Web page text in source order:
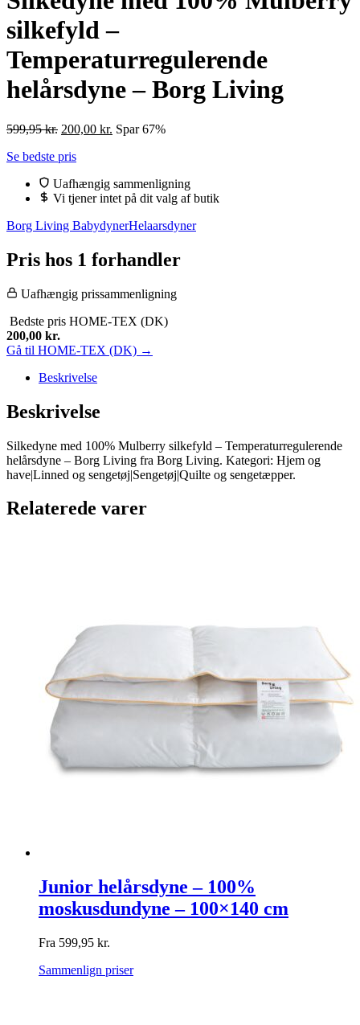
silkefyld –
Temperaturregulerende
helårsdyne – Borg Living
599,95kr. Den
pris
599,95 kr..
200,00 kr. Den
200,00 kr..
Spar 67%
Se bedste pris
Uafhængig sammenligning
Vi tjener intet på dit valg af butik
Borg Living BabydynerHelaarsdyner
Pris hos 1 forhandler
Uafhængig prissammenligning
Bedste pris HOME-TEX (DK)
200,00 kr.
Gå til HOME-TEX (DK) →
Beskrivelse
Beskrivelse
Silkedyne med 100% Mulberry silkefyld – Temperaturregulerende
helårsdyne – Borg Living fra Borg Living. Kategori: Hjem og
have|Linned og sengetøj|Sengetøj|Quilte og sengetæpper.
Relaterede varer
Junior helårsdyne – 100%
moskusdundyne – 100×140 cm
Fra 599,95 kr.
Sammenlign priser